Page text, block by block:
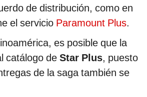
de distribución, como en
el servicio Paramount Plus.
es posible que la
catálogo de Star Plus, puesto
de la saga también se